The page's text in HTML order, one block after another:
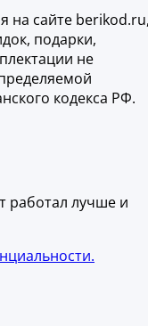
на сайте
подарки,
не
кодекса РФ.
работал лучше и